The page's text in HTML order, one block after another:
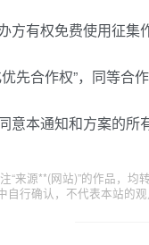
方有权免费使用征集
先合作权”，同等合
意本通知和方案的所
“来源**(网站)”的作品，
自行确认，不代表本站的